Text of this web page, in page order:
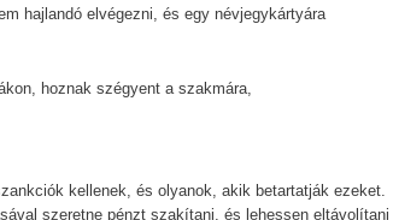
hajlandó elvégezni, és egy névjegykártyára
hoznak szégyent a szakmára,
kellenek, és olyanok, akik betartatják ezeket.
szeretne pénzt szakítani, és lehessen eltávolítani